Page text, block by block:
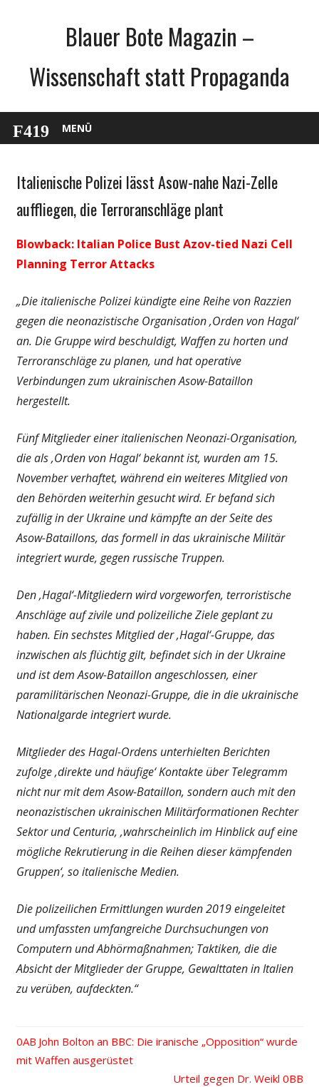
Blauer Bote Magazin –
Wissenschaft statt Propaganda
MENÜ
Gesellschaft
Wissenschaft
Italienische Polizei lässt Asow-nahe Nazi-Zelle
auffliegen, die Terroranschläge plant
Blowback: Italian Police Bust Azov-tied Nazi Cell
Planning Terror Attacks
„Die italienische Polizei kündigte eine Reihe von Razzien
gegen die neonazistische Organisation ‚Orden von Hagal‘
an. Die Gruppe wird beschuldigt, Waffen zu horten und
Terroranschläge zu planen, und hat operative
Verbindungen zum ukrainischen Asow-Bataillon
hergestellt.
Fünf Mitglieder einer italienischen Neonazi-Organisation,
die als ‚Orden von Hagal‘ bekannt ist, wurden am 15.
November verhaftet, während ein weiteres Mitglied von
den Behörden weiterhin gesucht wird. Er befand sich
zufällig in der Ukraine und kämpfte an der Seite des
Asow-Bataillons, das formell in das ukrainische Militär
integriert wurde, gegen russische Truppen.
Den ‚Hagal‘-Mitgliedern wird vorgeworfen, terroristische
Anschläge auf zivile und polizeiliche Ziele geplant zu
haben. Ein sechstes Mitglied der ‚Hagal‘-Gruppe, das
inzwischen als flüchtig gilt, befindet sich in der Ukraine
und ist dem Asow-Bataillon angeschlossen, einer
paramilitärischen Neonazi-Gruppe, die in die ukrainische
Nationalgarde integriert wurde.
Mitglieder des Hagal-Ordens unterhielten Berichten
zufolge ‚direkte und häufige‘ Kontakte über Telegramm
nicht nur mit dem Asow-Bataillon, sondern auch mit den
neonazistischen ukrainischen Militärformationen Rechter
Sektor und Centuria, ‚wahrscheinlich im Hinblick auf eine
mögliche Rekrutierung in die Reihen dieser kämpfenden
Gruppen‘, so italienische Medien.
Die polizeilichen Ermittlungen wurden 2019 eingeleitet
und umfassten umfangreiche Durchsuchungen von
Computern und Abhörmaßnahmen; Taktiken, die die
Absicht der Mitglieder der Gruppe, Gewalttaten in Italien
zu verüben, aufdeckten.“
Beitrags-
Vorheriger
Beitrag:
John Bolton an BBC: Die iranische „Opposition“ wurde
mit Waffen ausgerüstet
Nächster
Urteil gegen Dr. Weikl